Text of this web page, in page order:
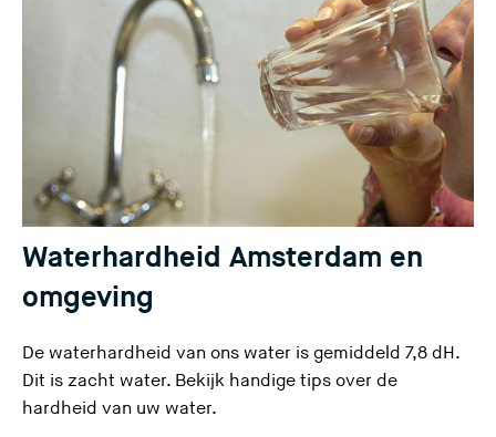
Waterhardheid Amsterdam en
omgeving
De waterhardheid van ons water is gemiddeld 7,8 dH.
Dit is zacht water. Bekijk handige tips over de
hardheid van uw water.